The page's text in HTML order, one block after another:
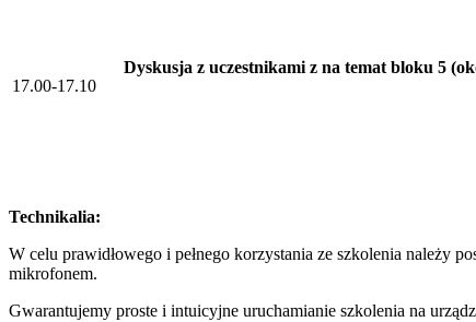
17.00-17.10
Dyskusja z uczestnikami z na temat bloku 5
Technikalia:
W celu prawidłowego i pełnego korzystania ze szkolenia należy
mikrofonem.
Gwarantujemy proste i intuicyjne uruchamianie szkolenia na